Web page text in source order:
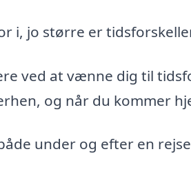
i, jo større er
ved at vænne dig til
og når du kommer
under og efter en